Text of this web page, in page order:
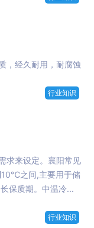
，经久耐用，耐腐蚀
行业知识
求来设定。襄阳常见
之间,主要用于储
保质期。中温冷...
行业知识